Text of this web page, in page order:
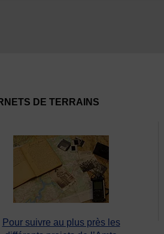
DE TERRAINS
Pour suivre au plus près les